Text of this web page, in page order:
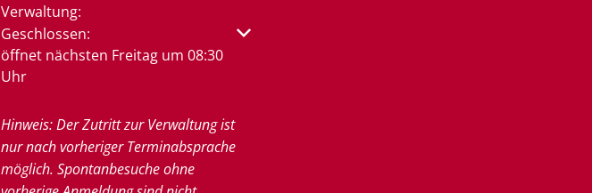
Verwaltung:
Klicken, um weitere Öffnungs- oder Schließzeiten auszublenden
Geschlossen:
öffnet nächsten Freitag um 08:30
Uhr
Hinweis: Der Zutritt zur Verwaltung ist
nur nach vorheriger Terminabsprache
möglich. Spontanbesuche ohne